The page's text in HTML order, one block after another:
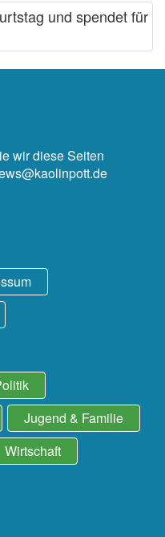
und spendet für
wir diese Seiten
Jugend & Familie
Wirtschaft